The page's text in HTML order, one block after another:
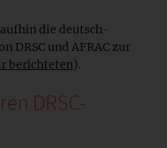
die deutsch-
DRSC und AFRAC zur
berichteten).
DRSC-